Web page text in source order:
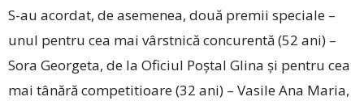
S-au acordat, de asemenea, două premii speciale –
unul pentru cea mai vârstnică concurentă (52 ani) –
Sora Georgeta, de la Oficiul Poștal Glina și pentru cea
mai tânără competitioare (32 ani) – Vasile Ana Maria,